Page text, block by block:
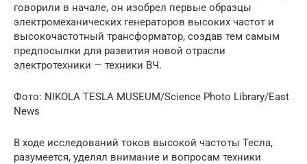
говорили в начале, он изобрел первые образцы
электромеханических генераторов высоких частот и
высокочастотный трансформатор, создав тем самым
предпосылки для развития новой отрасли
электротехники — техники ВЧ.
Фото: NIKOLA TESLA MUSEUM/Science Photo Library/East
News
В ходе исследований токов высокой частоты Тесла,
разумеется, уделял внимание и вопросам техники